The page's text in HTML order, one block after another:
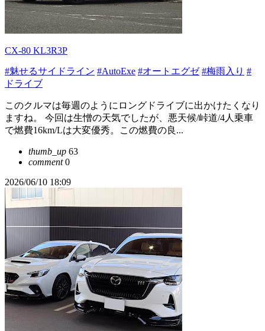
CX-80 KL3R3P
#魅せるサイドライン #AutoExe #オートエグゼ #梅雨入り #
ドライブ
このクルマは毎週のようにロングドライブに出かけたくなり
ますね。 今回は生憎の天気でしたが、悪天候/峠道/4人乗車
で燃費16km/Lは大変優秀。この燃費の良...
thumb_up 63
comment0
2026/06/10 18:09